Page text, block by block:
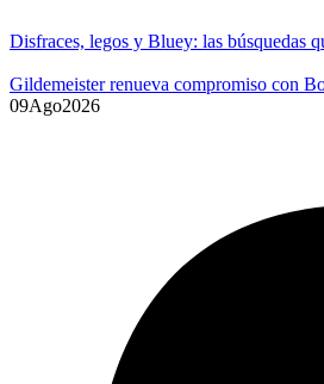
Disfraces, legos y Bluey: las búsquedas
Gildemeister renueva compromiso con
09Ago2026